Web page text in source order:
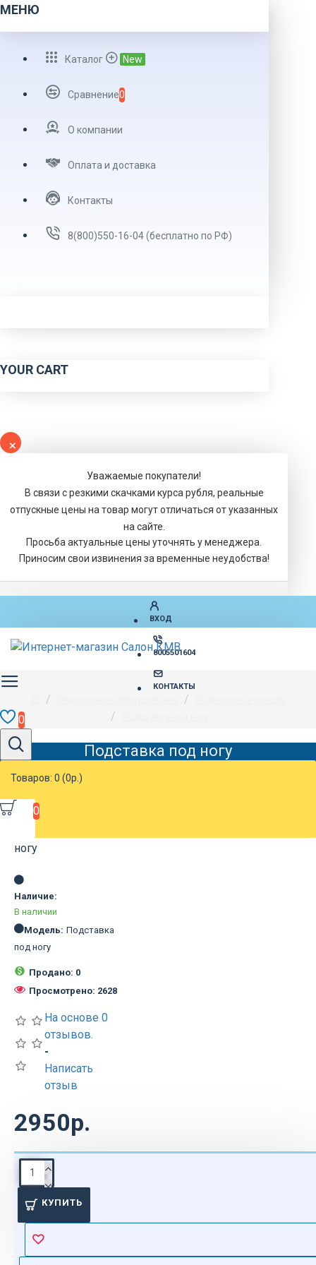
МЕНЮ
Каталог New
Сравнение0
О компании
Оплата и доставка
Контакты
8(800)550-16-04 (бесплатно по РФ)
YOUR CART
Уважаемые покупатели!
В связи с резкими скачками курса рубля, реальные
отпускные цены на товар могут отличаться от указанных
на сайте.
Просьба актуальные цены уточнять у менеджера.
Приносим свои извинения за временные неудобства!
ВХОД
8005501604
КОНТАКТЫ
0
Товаров: 0 (0р.)
0
Подставка под ногу
Наличие:
В наличии
Модель: Подставка
под ногу
Продано: 0
Просмотрено: 2628
На основе 0
отзывов.
-
Написать
отзыв
2950р.
КУПИТЬ
ОПИСАНИЕ
Подставка под
ноги для
педикюра – это